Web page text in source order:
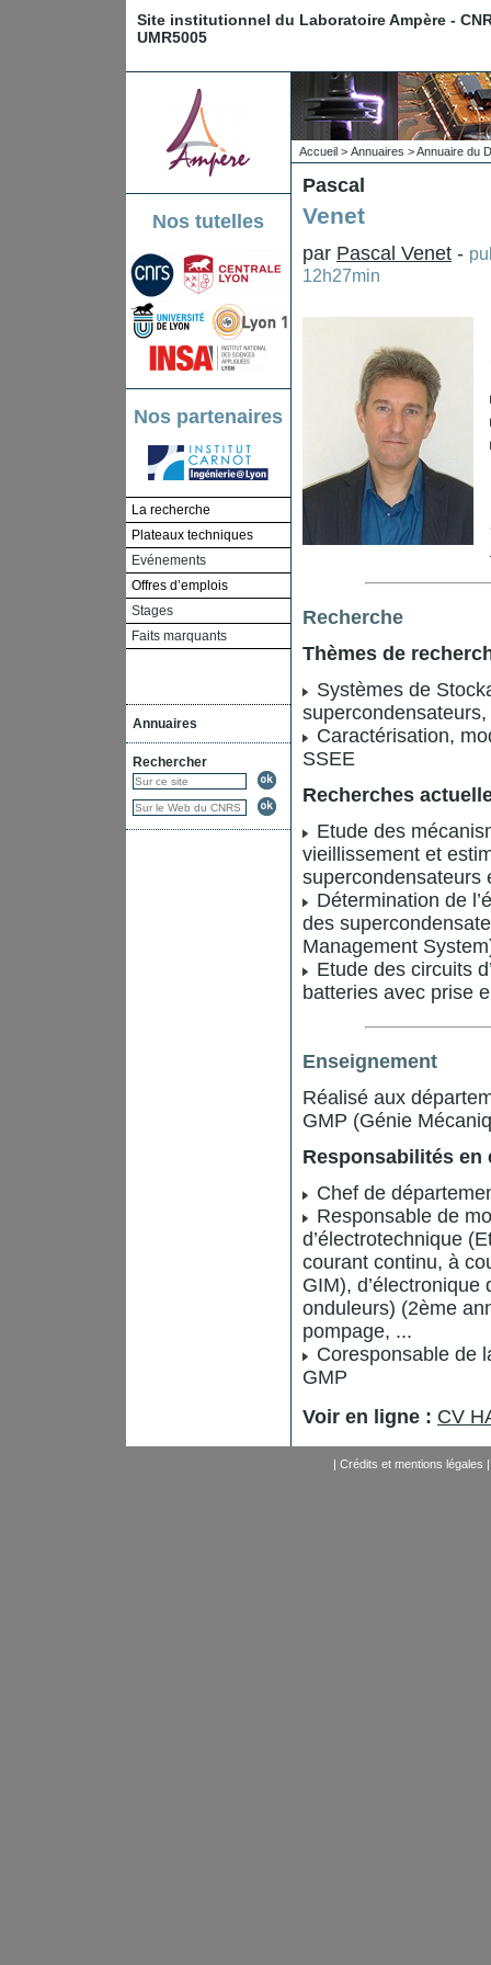
Site institutionnel du Laboratoire Ampère -
UMR5005
Nos tutelles
Nos partenaires
La recherche
Plateaux techniques
Evénements
Offres d’emplois
Stages
Faits marquants
Annuaires
Rechercher
Accueil > Annuaires >Annuaire du
Pascal
Venet
par Pascal Venet -
12h27min
Recherche
Thèmes de
Systèmes de
Caractérisation,
SSEE
Recherches
Etude des
vieillissement et
supercondensateurs
Détermination de
des
Management
Etude des circuits
batteries avec prise
Enseignement
Réalisé aux
GMP (Génie
Responsabilités en
Chef de
Responsable de
d’électrotechnique
courant continu, à
GIM),
onduleurs) (2ème
pompage, ...
Coresponsable de
GMP
Voir en ligne : CV
| Crédits et mentions légales